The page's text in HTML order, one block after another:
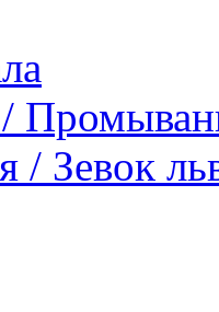
/ Зевок